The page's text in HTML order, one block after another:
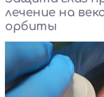
лечение на
орбиты